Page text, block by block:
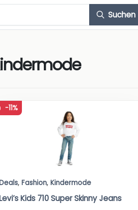
Suchen
-11%
, Fashion, Kindermode
Kids 710 Super Skinny Jeans